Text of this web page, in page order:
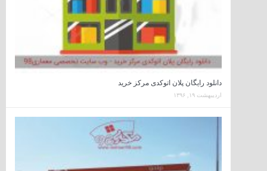
دانلود رایگان پلان اتوکدی مرکز خرید
اردیبهشت ۱۹, ۱۳۹۶